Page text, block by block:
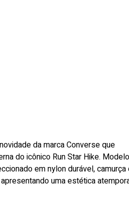
da marca Converse que
do icônico Run Star Hike. Modelo
em nylon durável, camurça
uma estética